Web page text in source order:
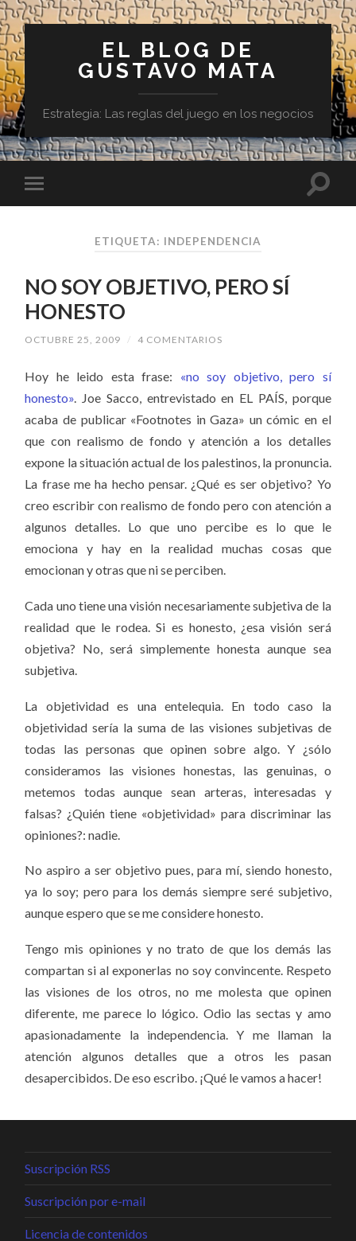
EL BLOG DE
GUSTAVO MATA
Estrategia: Las reglas del juego en los negocios
ETIQUETA: INDEPENDENCIA
NO SOY OBJETIVO, PERO SÍ
HONESTO
OCTUBRE 25, 2009 / 4 COMENTARIOS
Hoy he leido esta frase: «no soy objetivo, pero sí
honesto». Joe Sacco, entrevistado en EL PAÍS, porque
acaba de publicar «Footnotes in Gaza» un cómic en el
que con realismo de fondo y atención a los detalles
expone la situación actual de los palestinos, la pronuncia.
La frase me ha hecho pensar. ¿Qué es ser objetivo? Yo
creo escribir con realismo de fondo pero con atención a
algunos detalles. Lo que uno percibe es lo que le
emociona y hay en la realidad muchas cosas que
emocionan y otras que ni se perciben.
Cada uno tiene una visión necesariamente subjetiva de la
realidad que le rodea. Si es honesto, ¿esa visión será
objetiva? No, será simplemente honesta aunque sea
subjetiva.
La objetividad es una entelequia. En todo caso la
objetividad sería la suma de las visiones subjetivas de
todas las personas que opinen sobre algo. Y ¿sólo
consideramos las visiones honestas, las genuinas, o
metemos todas aunque sean arteras, interesadas y
falsas? ¿Quién tiene «objetividad» para discriminar las
opiniones?: nadie.
No aspiro a ser objetivo pues, para mí, siendo honesto,
ya lo soy; pero para los demás siempre seré subjetivo,
aunque espero que se me considere honesto.
Tengo mis opiniones y no trato de que los demás las
compartan si al exponerlas no soy convincente. Respeto
las visiones de los otros, no me molesta que opinen
diferente, me parece lo lógico. Odio las sectas y amo
apasionadamente la independencia. Y me llaman la
atención algunos detalles que a otros les pasan
desapercibidos. De eso escribo. ¡Qué le vamos a hacer!
Suscripción RSS
Suscripción por e-mail
Licencia de contenidos